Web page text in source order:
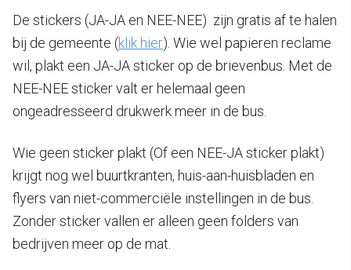
De stickers (JA-JA en NEE-NEE) zijn gratis af te halen
bij de gemeente (klik hier). Wie wel papieren reclame
wil, plakt een JA-JA sticker op de brievenbus. Met de
NEE-NEE sticker valt er helemaal geen
ongeadresseerd drukwerk meer in de bus.
Wie geen sticker plakt (Of een NEE-JA sticker plakt)
krijgt nog wel buurtkranten, huis-aan-huisbladen en
flyers van niet-commerciële instellingen in de bus.
Zonder sticker vallen er alleen geen folders van
bedrijven meer op de mat.